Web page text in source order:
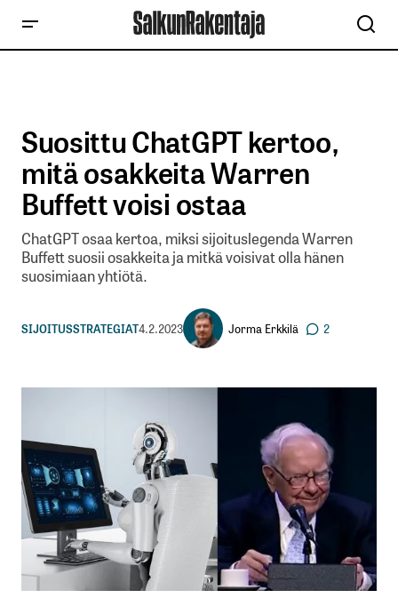
Suosittu ChatGPT kertoo,
mitä osakkeita Warren
Buffett voisi ostaa
ChatGPT osaa kertoa, miksi sijoituslegenda Warren
Buffett suosii osakkeita ja mitkä voisivat olla hänen
suosimiaan yhtiötä.
SIJOITUSSTRATEGIAT4.2.2023 Jorma Erkkilä 2